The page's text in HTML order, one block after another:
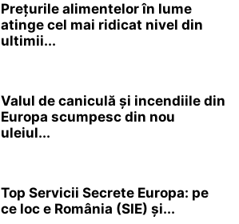
Prețurile alimentelor în lume
atinge cel mai ridicat nivel din
ultimii...
Valul de caniculă și incendiile din
Europa scumpesc din nou
uleiul...
Top Servicii Secrete Europa: pe
ce loc e România (SIE) și...